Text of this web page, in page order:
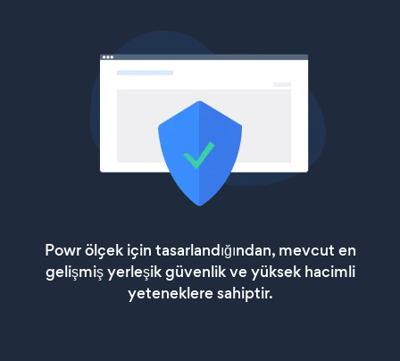
Powr ölçek için tasarlandığından, mevcut en
gelişmiş yerleşik güvenlik ve yüksek hacimli
yeteneklere sahiptir.